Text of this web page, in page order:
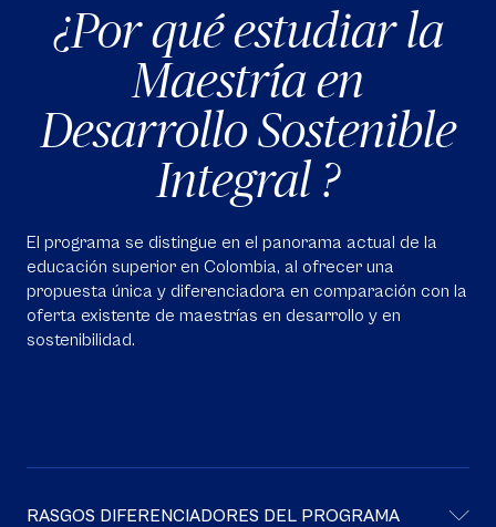
¿Por qué estudiar la
Maestría en
Desarrollo Sostenible
Integral ?
El programa se distingue en el panorama actual de la
educación superior en Colombia, al ofrecer una
propuesta única y diferenciadora en comparación con la
oferta existente de maestrías en desarrollo y en
sostenibilidad.
RASGOS DIFERENCIADORES DEL PROGRAMA